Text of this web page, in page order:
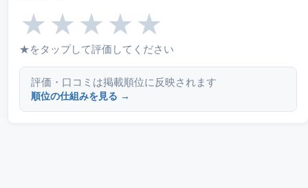
★ ★ ★ ★ ★
★をタップして評価してください
評価・口コミは掲載順位に反映されます
順位の仕組みを見る →